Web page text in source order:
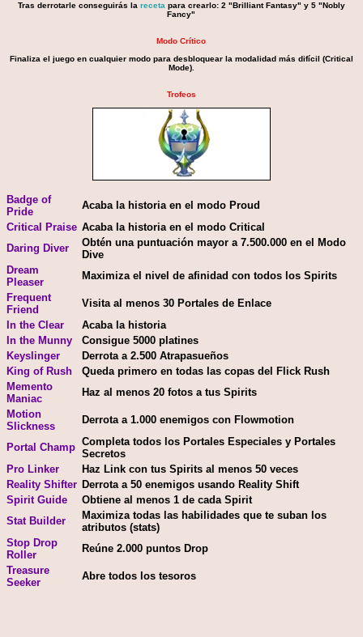
Tras derrotarle conseguirás lareceta para crearlo: 2 "Brilliant Fantasy" y 5 "Nobly
Fancy"
Modo Crítico
Finaliza el juego en cualquier modo para desbloquear la modalidad más difícil (Critical
Mode).
Trofeos
Badge of
Pride
Acaba la historia en el modo Proud
Critical Praise Acaba la historia en el modo Critical
Daring Diver
Obtén una puntuación mayor a 7.500.000 en el Modo
Dive
Dream
Pleaser
Maximiza el nivel de afinidad con todos los Spirits
Frequent
Friend
Visita al menos 30 Portales de Enlace
In the Clear
Acaba la historia
In the Munny
Consigue 5000 platines
Keyslinger
Derrota a 2.500 Atrapasueños
King of Rush
Queda primero en todas las copas del Flick Rush
Memento
Maniac
Haz al menos 20 fotos a tus Spirits
Motion
Slickness
Derrota a 1.000 enemigos con Flowmotion
Portal Champ Completa todos los Portales Especiales y Portales
Secretos
Pro Linker
Haz Link con tus Spirits al menos 50 veces
Reality Shifter Derrota a 50 enemigos usando Reality Shift
Spirit Guide
Obtiene al menos 1 de cada Spirit
Stat Builder
Maximiza todas las habilidades que te suban los
atributos (stats)
Stop Drop
Roller
Reúne 2.000 puntos Drop
Treasure
Seeker
Abre todos los tesoros